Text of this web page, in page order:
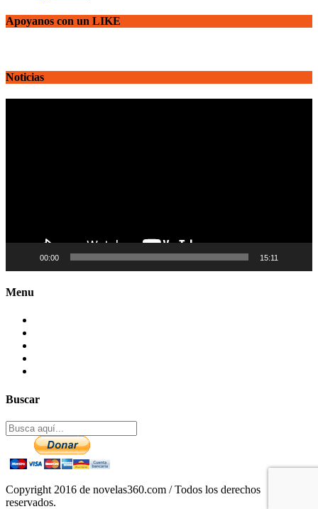
Apoyanos con un LIKE
Noticias
00:00 15:11
Menu
Buscar
Copyright 2016 de novelas360.com / Todos los derechos
reservados.